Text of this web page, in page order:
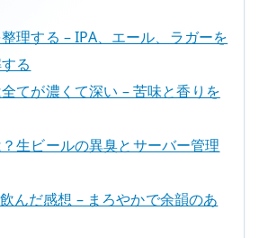
理する – IPA、エール、ラガーを
る
てが濃くて深い – 苦味と香りを
生ビールの異臭とサーバー管理
んだ感想 – まろやかで余韻のあ